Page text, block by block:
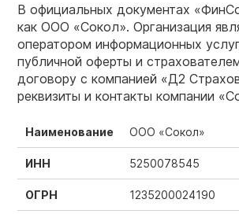
В официальных документах
как ООО «Сокол». Организация
оператором информационных
публичной оферты и
договору с компанией «Д2
реквизиты и контакты компании
Наименование ООО «Сокол»
ИНН 5250078545
ОГРН 1235200024190